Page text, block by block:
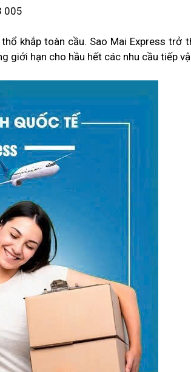
005
khắp toàn cầu. Sao Mai Express trở
giới hạn cho hầu hết các nhu cầu tiếp